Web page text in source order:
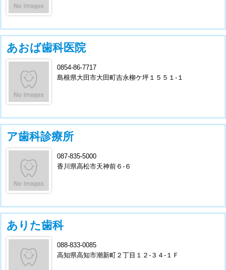
あおば歯科医院
0854-86-7717
島根県大田市大田町吉永柳ケ坪１５５１-１
ア歯科診療所
087-835-5000
香川県高松市天神前６-６
ありた歯科
088-833-0085
高知県高知市潮新町２丁目１２-３４-１Ｆ